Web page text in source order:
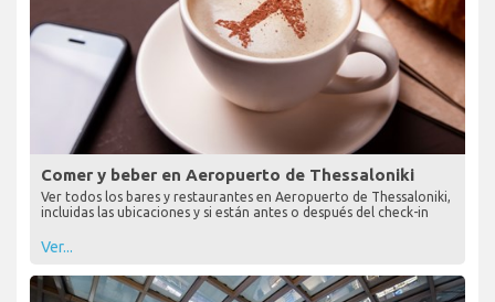
Comer y beber en Aeropuerto de Thessaloniki
Ver todos los bares y restaurantes en Aeropuerto de Thessaloniki,
incluidas las ubicaciones y si están antes o después del check-in
Ver...